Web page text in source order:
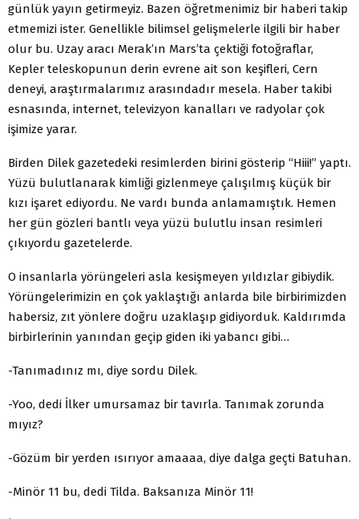
günlük yayın getirmeyiz. Bazen öğretmenimiz bir haberi takip
etmemizi ister. Genellikle bilimsel gelişmelerle ilgili bir haber
olur bu. Uzay aracı Merak’ın Mars’ta çektiği fotoğraflar,
Kepler teleskopunun derin evrene ait son keşifleri, Cern
deneyi, araştırmalarımız arasındadır mesela. Haber takibi
esnasında, internet, televizyon kanalları ve radyolar çok
işimize yarar.
Birden Dilek gazetedeki resimlerden birini gösterip “Hiii!” yaptı.
Yüzü bulutlanarak kimliği gizlenmeye çalışılmış küçük bir
kızı işaret ediyordu. Ne vardı bunda anlamamıştık. Hemen
her gün gözleri bantlı veya yüzü bulutlu insan resimleri
çıkıyordu gazetelerde.
O insanlarla yörüngeleri asla kesişmeyen yıldızlar gibiydik.
Yörüngelerimizin en çok yaklaştığı anlarda bile birbirimizden
habersiz, zıt yönlere doğru uzaklaşıp gidiyorduk. Kaldırımda
birbirlerinin yanından geçip giden iki yabancı gibi…
-Tanımadınız mı, diye sordu Dilek.
-Yoo, dedi İlker umursamaz bir tavırla. Tanımak zorunda
mıyız?
-Gözüm bir yerden ısırıyor amaaaa, diye dalga geçti Batuhan.
-Minör 11 bu, dedi Tilda. Baksanıza Minör 11!